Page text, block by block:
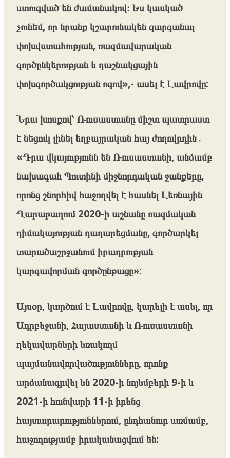
ստուգված են ժամանակով։ Ես կասկած
չունեմ, որ նրանք կշարունակեն զարգանալ
փոխվստահության, ռազմավարական
գործընկերության և դաշնակցային
փոխգործակցության ոգով»,- ասել է Լավրովը:
Նրա խոսքով՝ Ռուսաստանը միշտ պատրաստ
է նեցուկ լինել եղբայրական հայ ժողովրդին․
«Դրա վկայությունն են Ռուսաստանի, անձամբ
նախագահ Պուտինի միջնորդական ջանքերը,
որոնց շնորհիվ հաջողվել է հասնել Լեռնային
Ղարաբաղում 2020-ի աշնանը ռազմական
դիմակայության դադարեցմանը, գործարկել
տարածաշրջանում իրադրության
կարգավորման գործընթացը»:
Այսօր, կարծում է Լավրովը, կարելի է ասել, որ
Ադրբեջանի, Հայաստանի և Ռուսաստանի
ղեկավարների եռակողմ
պայմանավորվածությունները, որոնք
արձանագրվել են 2020-ի նոյեմբերի 9-ի և
2021-ի հունվարի 11-ի իրենց
հայտարարություններում, ընդհանուր առմամբ,
հաջողությամբ իրականացվում են: